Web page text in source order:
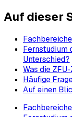
Auf dieser
Fachbereiche
Fernstudium
Unterschied?
Was die
Häufige
Auf einen
Fachbereiche